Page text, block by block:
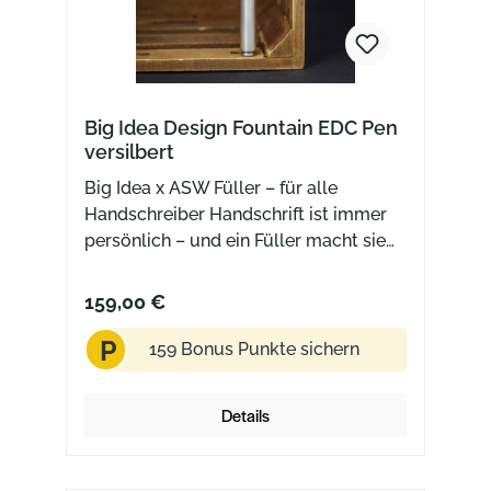
Big Idea Design Fountain EDC Pen
versilbert
Big Idea x ASW Füller – für alle
Handschreiber Handschrift ist immer
persönlich – und ein Füller macht sie
Idea x ASW Fountain Pen setzt genau
hier an: klassisches Schreibgefühl
kombiniert mit ehrlichen Materialien
und handwerklicher Präzision. Die
dem Füller ein angenehmes Gewicht
159,00 €
P 159 Bonus Punkte sichern
Details